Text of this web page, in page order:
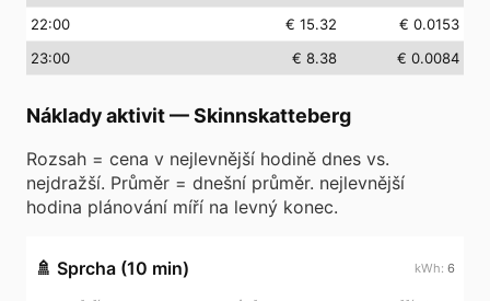
22:00 € 15.32
€ 0.0153
23:00 € 8.38 € 0.0084
Náklady aktivit—Skinnskatteberg
Rozsah = cena v nejlevnější hodině dnes vs.
nejdražší. Průměr = dnešní průměr. nejlevnější
hodina plánování míří na levný konec.
🚿 Sprcha (10 min) 6